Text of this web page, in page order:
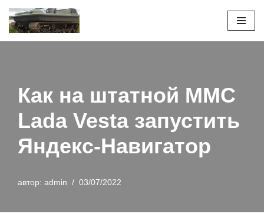
Перейти
Как на штатной ММС
Lada Vesta запустить
Яндекс-Навигатор
автор: admin 03/07/2022